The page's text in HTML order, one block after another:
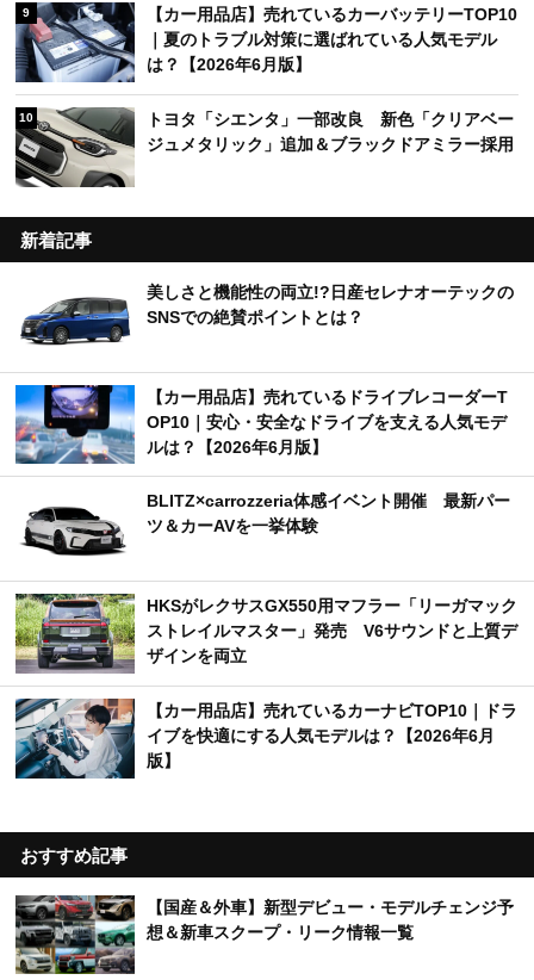
9
【カー用品店】売れているカーバッテリーTOP10
｜夏のトラブル対策に選ばれている人気モデル
は？【2026年6月版】
10
トヨタ「シエンタ」一部改良 新色「クリアベー
ジュメタリック」追加＆ブラックドアミラー採用
新着記事
美しさと機能性の両立!?日産セレナオーテックの
SNSでの絶賛ポイントとは？
【カー用品店】売れているドライブレコーダーT
OP10｜安心・安全なドライブを支える人気モデ
ルは？【2026年6月版】
BLITZ×carrozzeria体感イベント開催 最新パー
ツ＆カーAVを一挙体験
HKSがレクサスGX550用マフラー「リーガマック
ストレイルマスター」発売 V6サウンドと上質デ
ザインを両立
【カー用品店】売れているカーナビTOP10｜ドラ
イブを快適にする人気モデルは？【2026年6月
版】
おすすめ記事
【国産＆外車】新型デビュー・モデルチェンジ予
想＆新車スクープ・リーク情報一覧